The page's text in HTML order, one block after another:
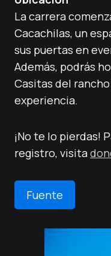
La carrera
Cacachilas, un
sus puertas en
Además, podrás
Casitas del
experiencia.
¡No te lo pierdas!
registro, visita
Fuente